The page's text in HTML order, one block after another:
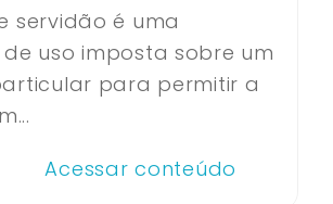
servidão é uma
uso imposta sobre um
para permitir a
Acessar conteúdo